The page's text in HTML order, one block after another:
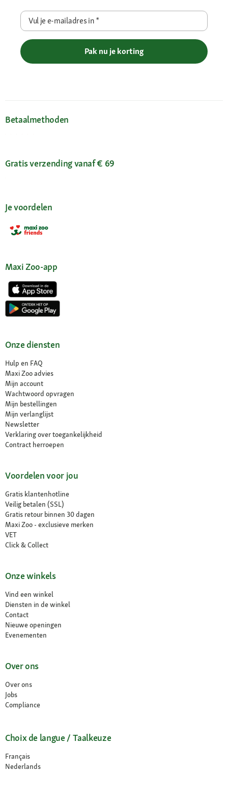
Vul je e-mailadres in*
Pak nu je korting
Betaalmethoden
Gratis verzending vanaf € 69
Je voordelen
Maxi Zoo-app
Onze diensten
Hulp en FAQ
Maxi Zoo advies
Mijn account
Wachtwoord opvragen
Mijn bestellingen
Mijn verlanglijst
Newsletter
Verklaring over toegankelijkheid
Contract herroepen
Voordelen voor jou
Gratis klantenhotline
Veilig betalen (SSL)
Gratis retour binnen 30 dagen
Maxi Zoo - exclusieve merken
VET
Click & Collect
Onze winkels
Vind een winkel
Diensten in de winkel
Contact
Nieuwe openingen
Evenementen
Over ons
Over ons
Jobs
Compliance
Choix de langue / Taalkeuze
Français
Nederlands